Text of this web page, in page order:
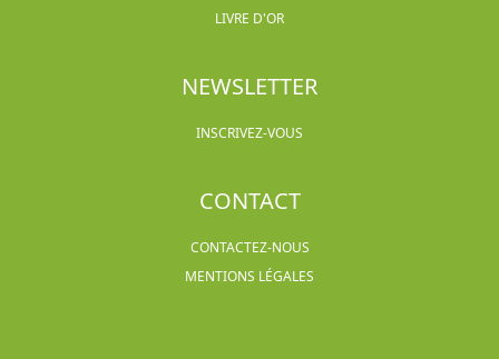
LIVRE D'OR
NEWSLETTER
INSCRIVEZ-VOUS
CONTACT
CONTACTEZ-NOUS
MENTIONS LÉGALES